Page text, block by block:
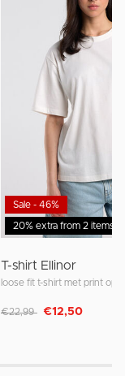
20% extra from 2 items
Sale - 46%
T-shirt Ellinor
loose fit t-shirt met print op
Afgeprijsd van
€22,99 naar
€12,50